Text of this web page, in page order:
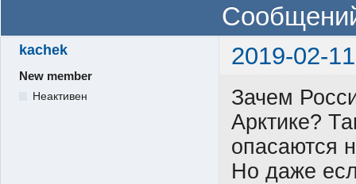
kachek 2019-02-
New member
Неактивен
Зачем
Арктике?
опасаются
Но даже